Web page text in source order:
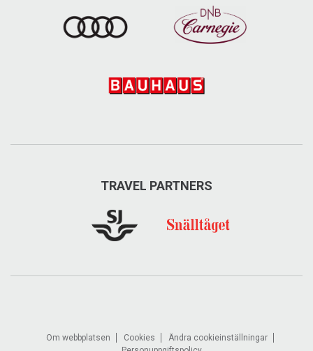
TRAVEL PARTNERS
Om webbplatsen Cookies
Ändra cookieinställningar